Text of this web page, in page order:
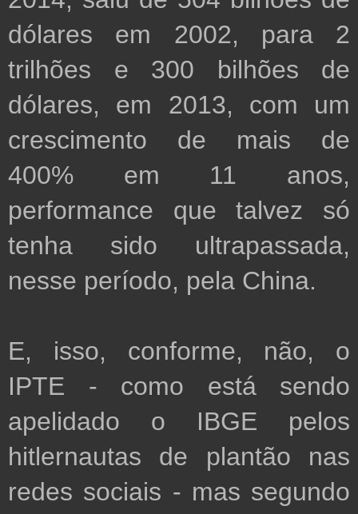
dólares em 2002, para 2
trilhões e 300 bilhões de
dólares, em 2013, com um
crescimento de mais de
400% em 11 anos,
performance que talvez só
tenha sido ultrapassada,
nesse período, pela China.
E, isso, conforme, não, o
IPTE - como está sendo
apelidado o IBGE pelos
hitlernautas de plantão nas
redes sociais - mas segundo